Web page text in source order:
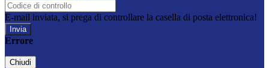
E-mail inviata, si prega di controllare la casella di posta elettronica!
Errore
Chiudi